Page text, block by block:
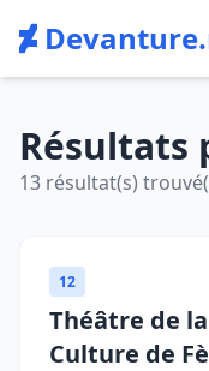
Résultats
13 résultat(s)
12
Théâtre de
Culture de